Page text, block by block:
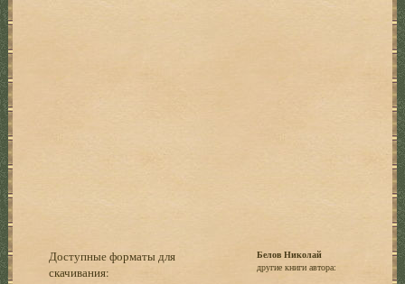
Доступные форматы для
скачивания:
Белов Николай
другие книги автора: